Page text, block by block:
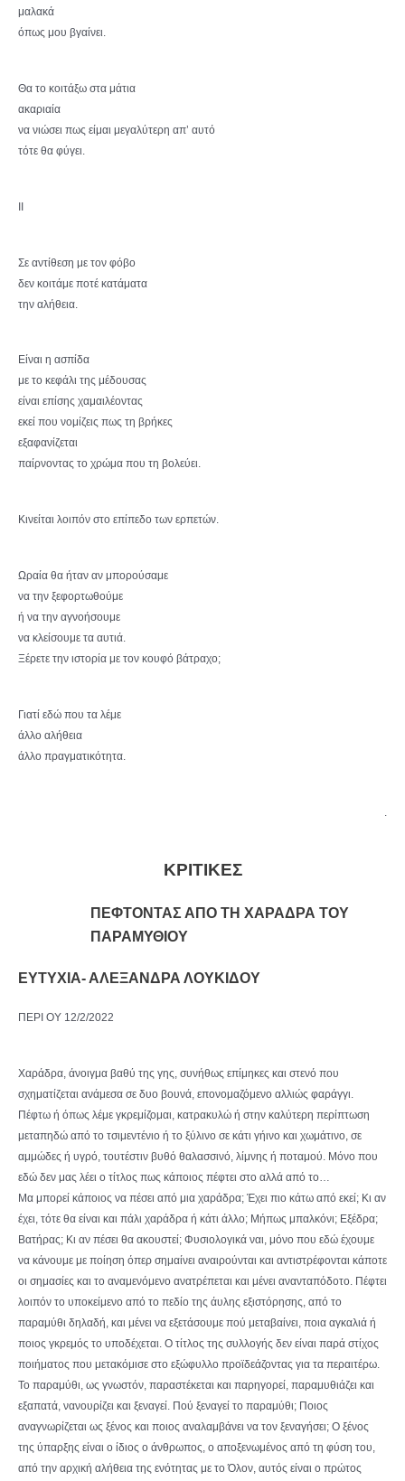
μαλακά
όπως μου βγαίνει.
Θα το κοιτάξω στα μάτια
ακαριαία
να νιώσει πως είμαι μεγαλύτερη απ’ αυτό
τότε θα φύγει.
Σε αντίθεση με τον φόβο
δεν κοιτάμε ποτέ κατάματα
την αλήθεια.
Είναι η ασπίδα
με το κεφάλι της μέδουσας
είναι επίσης χαμαιλέοντας
εκεί που νομίζεις πως τη βρήκες
εξαφανίζεται
παίρνοντας το χρώμα που τη βολεύει.
Κινείται λοιπόν στο επίπεδο των ερπετών.
Ωραία θα ήταν αν μπορούσαμε
να την ξεφορτωθούμε
ή να την αγνοήσουμε
να κλείσουμε τα αυτιά.
Ξέρετε την ιστορία με τον κουφό βάτραχο;
Γιατί εδώ που τα λέμε
άλλο αλήθεια
άλλο πραγματικότητα.
ΚΡΙΤΙΚΕΣ
ΠΕΦΤΟΝΤΑΣ ΑΠΟ ΤΗ ΧΑΡΑΔΡΑ ΤΟΥ
ΠΑΡΑΜΥΘΙΟΥ
ΕΥΤΥΧΙΑ- ΑΛΕΞΑΝΔΡΑ ΛΟΥΚΙΔΟΥ
ΠΕΡΙ ΟΥ 12/2/2022
Χαράδρα, άνοιγμα βαθύ της γης, συνήθως επίμηκες και στενό που
σχηματίζεται ανάμεσα σε δυο βουνά, επονομαζόμενο αλλιώς φαράγγι.
Πέφτω ή όπως λέμε γκρεμίζομαι, κατρακυλώ ή στην καλύτερη περίπτωση
μεταπηδώ από το τσιμεντένιο ή το ξύλινο σε κάτι γήινο και χωμάτινο, σε
αμμώδες ή υγρό, τουτέστιν βυθό θαλασσινό, λίμνης ή ποταμού. Μόνο που
εδώ δεν μας λέει ο τίτλος πως κάποιος πέφτει στο αλλά από το…
Μα μπορεί κάποιος να πέσει από μια χαράδρα; Έχει πιο κάτω από εκεί; Κι αν
έχει, τότε θα είναι και πάλι χαράδρα ή κάτι άλλο; Μήπως μπαλκόνι; Εξέδρα;
Βατήρας; Κι αν πέσει θα ακουστεί; Φυσιολογικά ναι, μόνο που εδώ έχουμε
να κάνουμε με ποίηση όπερ σημαίνει αναιρούνται και αντιστρέφονται κάποτε
οι σημασίες και το αναμενόμενο ανατρέπεται και μένει ανανταπόδοτο. Πέφτει
λοιπόν το υποκείμενο από το πεδίο της άυλης εξιστόρησης, από το
παραμύθι δηλαδή, και μένει να εξετάσουμε πού μεταβαίνει, ποια αγκαλιά ή
ποιος γκρεμός το υποδέχεται. Ο τίτλος της συλλογής δεν είναι παρά στίχος
ποιήματος που μετακόμισε στο εξώφυλλο προϊδεάζοντας για τα περαιτέρω.
Το παραμύθι, ως γνωστόν, παραστέκεται και παρηγορεί, παραμυθιάζει και
εξαπατά, νανουρίζει και ξεναγεί. Πού ξεναγεί το παραμύθι; Ποιος
αναγνωρίζεται ως ξένος και ποιος αναλαμβάνει να τον ξεναγήσει; Ο ξένος
της ύπαρξης είναι ο ίδιος ο άνθρωπος, ο αποξενωμένος από τη φύση του,
από την αρχική αλήθεια της ενότητας με το Όλον, αυτός είναι ο πρώτος